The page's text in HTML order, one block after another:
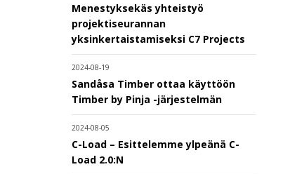
Menestyksekäs yhteistyö
projektiseurannan
yksinkertaistamiseksi C7 Projects
2024-08-19
Sandåsa Timber ottaa käyttöön
Timber by Pinja -järjestelmän
2024-08-05
C-Load – Esittelemme ylpeänä C-
Load 2.0:N